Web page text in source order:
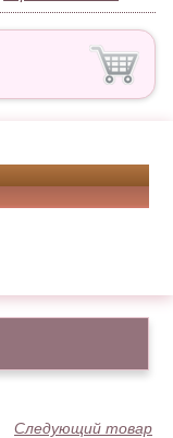
Следующий товар